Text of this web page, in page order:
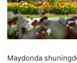
Maydonda